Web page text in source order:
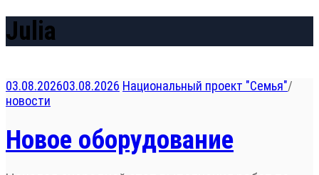
Julia
03.08.202603.08.2026 Национальный проект "Семья"/
новости
Новое оборудование